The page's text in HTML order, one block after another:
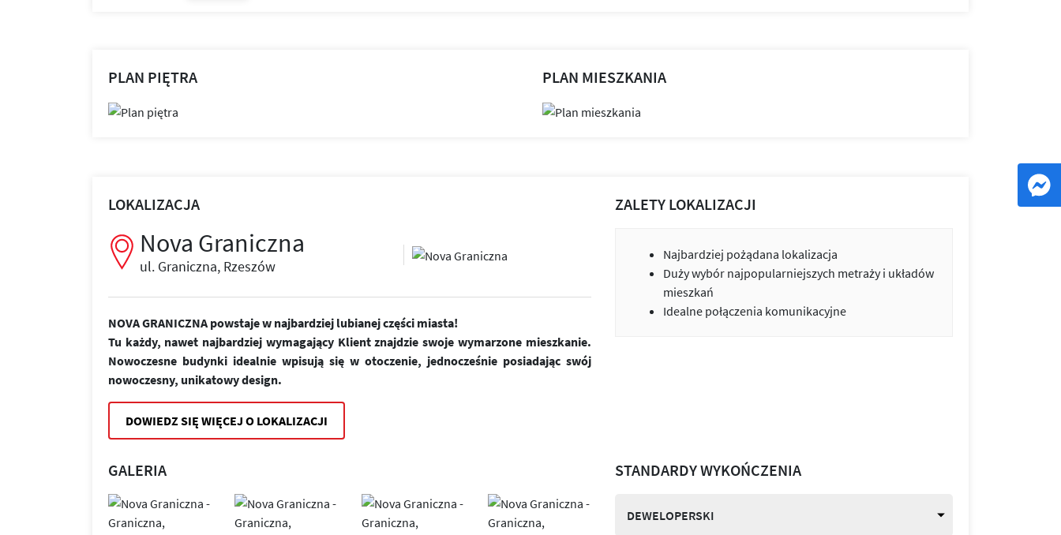
PLAN PIĘTRA PLAN MIESZKANIA
LOKALIZACJA
Nova Graniczna
ul. Graniczna, Rzeszów
NOVA GRANICZNA powstaje w najbardziej lubianej części miasta!
Tu każdy, nawet najbardziej wymagający Klient znajdzie swoje wymarzone mieszkanie.
Nowoczesne budynki idealnie wpisują się w otoczenie, jednocześnie posiadając swój
nowoczesny, unikatowy design.
DOWIEDZ SIĘ WIĘCEJ O LOKALIZACJI
ZALETY LOKALIZACJI
Najbardziej pożądana lokalizacja
Duży wybór najpopularniejszych metraży i układów
mieszkań
Idealne połączenia komunikacyjne
GALERIA STANDARDY WYKOŃCZENIA
DEWELOPERSKI